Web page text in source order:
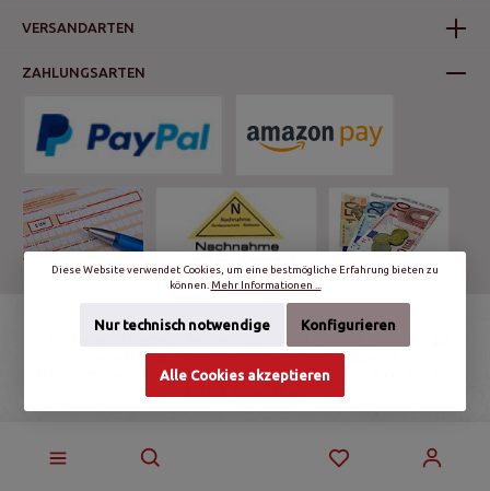
VERSANDARTEN
ZAHLUNGSARTEN
Nachnahmegebühren, wenn nicht anders angegeben.
© schalter-und-steckdosen.de | World Trading Net GmbH & Co. KG - Alle
Diese Website verwendet Cookies, um eine bestmögliche Erfahrung bieten zu
können. Mehr Informationen ...
Nur technisch notwendige Konfigurieren
Alle Cookies akzeptieren